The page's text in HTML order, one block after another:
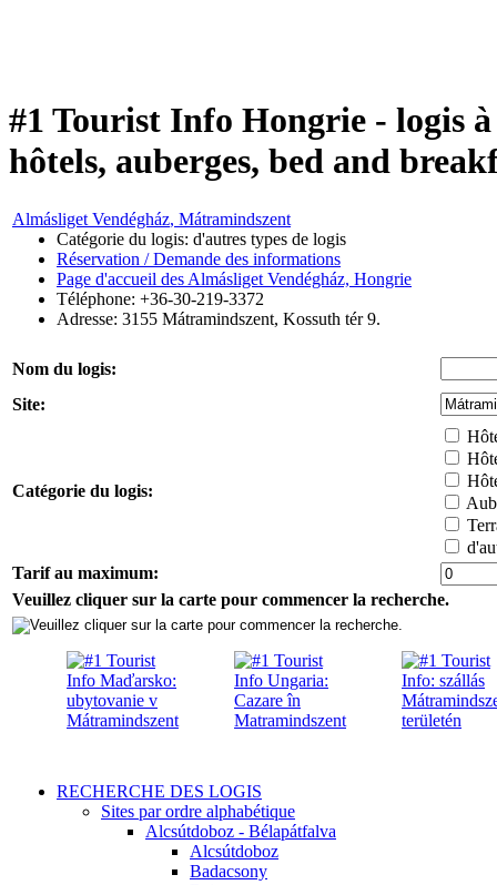
#1 Tourist Info Hongrie - logis
hôtels, auberges, bed and
Almásliget Vendégház, Mátramindszent
Catégorie du logis: d'autres types de logis
Réservation / Demande des informations
Page d'accueil des Almásliget Vendégház, Hongrie
Téléphone: +36-30-219-3372
Adresse: 3155 Mátramindszent, Kossuth tér 9.
Nom du logis:
Site:
Catégorie du logis:
Tarif au maximum:
Veuillez cliquer sur la carte pour commencer la recherche.
RECHERCHE DES LOGIS
Sites par ordre alphabétique
Alcsútdoboz - Bélapátfalva
Alcsútdoboz
Badacsony